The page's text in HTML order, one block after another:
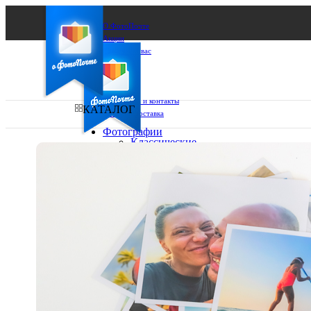
О ФотоПочте
Акции
Сделаем за вас
Бизнесу
FAQ
Франшиза
Поддержка и контакты
Оплата и доставка
Выберите из списка:
КАТАЛОГ
Фотографии
Классические
10х15
15х15
15х20
20х20
20х30
30х30
30х40
Фото
в